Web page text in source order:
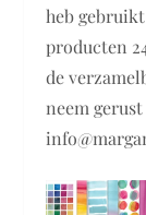
heb
producten
de
neem